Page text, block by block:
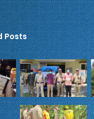
Posts